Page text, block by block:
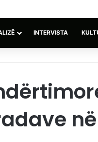
INTERVISTA
në